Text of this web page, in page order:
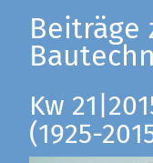
Beiträge
Kw
(1925-